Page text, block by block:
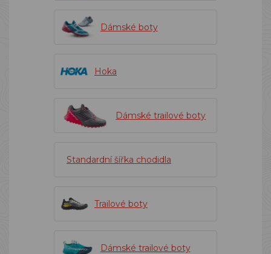
Dámské boty
Hoka
Dámské trailové boty
Standardní šířka chodidla
Trailové boty
Dámské trailové boty